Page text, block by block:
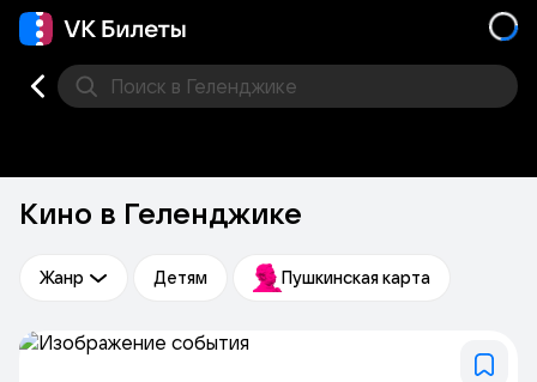
Поиск в Геленджике
Кино в Геленджике
Жанр Детям Пушкинская карта